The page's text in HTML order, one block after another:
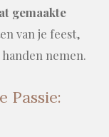
gemaakte
van je feest,
nemen.
Passie: